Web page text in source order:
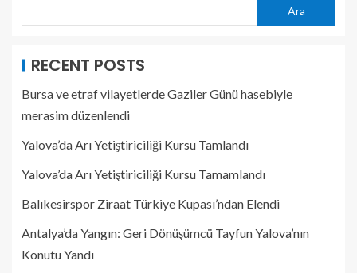
Ara
RECENT POSTS
Bursa ve etraf vilayetlerde Gaziler Günü hasebiyle
merasim düzenlendi
Yalova’da Arı Yetiştiriciliği Kursu Tamlandı
Yalova’da Arı Yetiştiriciliği Kursu Tamamlandı
Balıkesirspor Ziraat Türkiye Kupası’ndan Elendi
Antalya’da Yangın: Geri Dönüşümcü Tayfun Yalova’nın
Konutu Yandı